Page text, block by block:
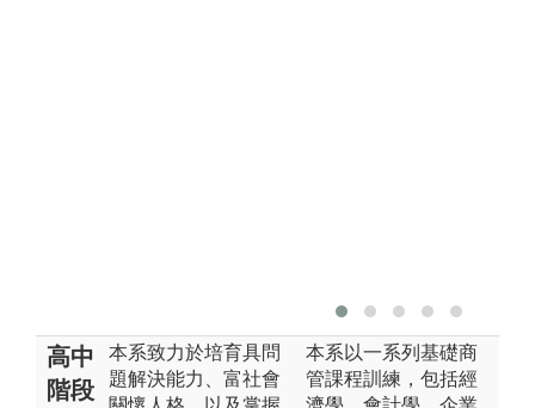
高中
階段
本系致力於培育具問
題解決能力、富社會
本系以一系列基礎商
管課程訓練，包括經